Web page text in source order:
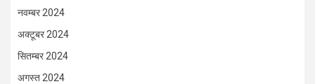
नवम्बर 2024
अक्टूबर 2024
सितम्बर 2024
अगस्त 2024